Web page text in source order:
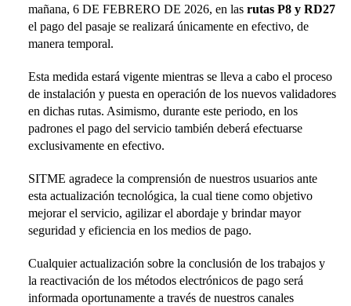
mañana, 6 DE FEBRERO DE 2026, en las rutas P8 y RD27
el pago del pasaje se realizará únicamente en efectivo, de
manera temporal.
Esta medida estará vigente mientras se lleva a cabo el proceso
de instalación y puesta en operación de los nuevos validadores
en dichas rutas. Asimismo, durante este periodo, en los
padrones el pago del servicio también deberá efectuarse
exclusivamente en efectivo.
SITME agradece la comprensión de nuestros usuarios ante
esta actualización tecnológica, la cual tiene como objetivo
mejorar el servicio, agilizar el abordaje y brindar mayor
seguridad y eficiencia en los medios de pago.
Cualquier actualización sobre la conclusión de los trabajos y
la reactivación de los métodos electrónicos de pago será
informada oportunamente a través de nuestros canales